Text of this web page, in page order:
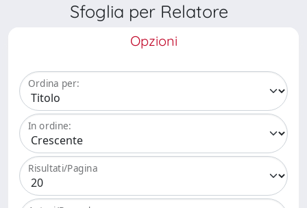
Sfoglia per Relatore
Opzioni
Ordina per:
In ordine:
Risultati/Pagina